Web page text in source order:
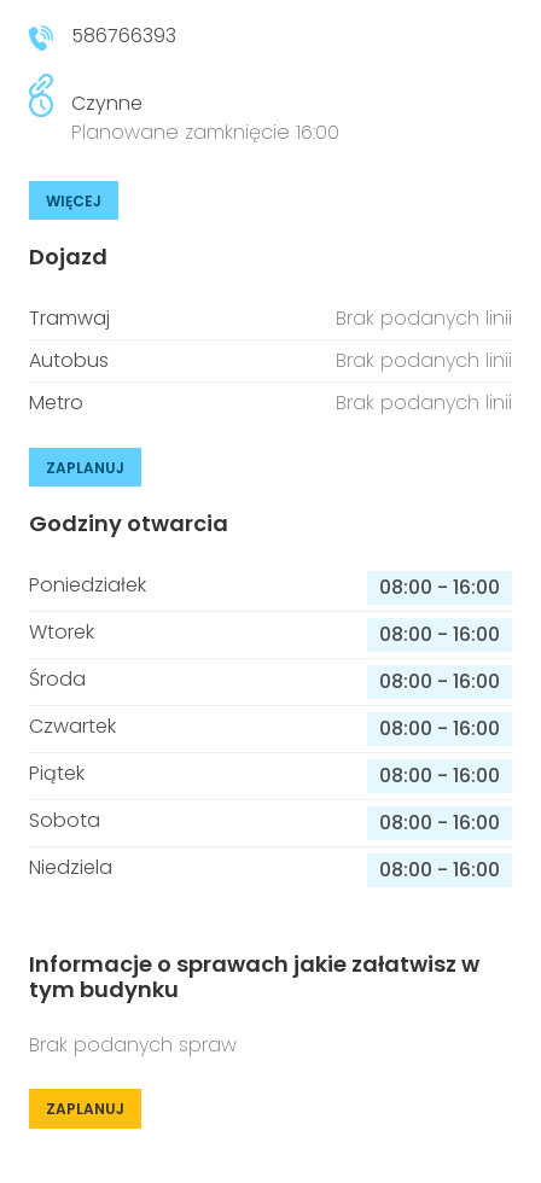
586766393
Czynne
Planowane zamknięcie 16:00
WIĘCEJ
Dojazd
Tramwaj
Brak podanych linii
Autobus
Brak podanych linii
Metro
Brak podanych linii
ZAPLANUJ
Godziny otwarcia
Poniedziałek 08:00 - 16:00
Wtorek
08:00 - 16:00
Środa
08:00 - 16:00
Czwartek
08:00 - 16:00
Piątek
08:00 - 16:00
Sobota
08:00 - 16:00
Niedziela
08:00 - 16:00
Informacje o sprawach jakie załatwisz w
tym budynku
Brak podanych spraw
ZAPLANUJ